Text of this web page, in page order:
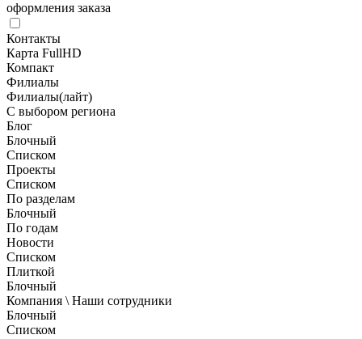
оформления заказа
Контакты
Карта FullHD
Компакт
Филиалы
Филиалы(лайт)
С выбором региона
Блог
Блочный
Списком
Проекты
Списком
По разделам
Блочный
По годам
Новости
Списком
Плиткой
Блочный
Компания \ Наши сотрудники
Блочный
Списком